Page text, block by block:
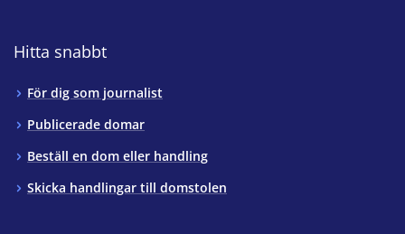
Hitta snabbt
För dig som journalist
Publicerade domar
Beställ en dom eller handling
Skicka handlingar till domstolen